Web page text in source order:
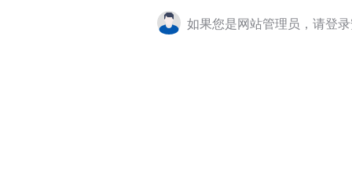
如果您是网站管理员，请登